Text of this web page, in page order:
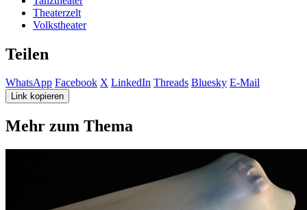
Theaterzelt
Volkstheater
Teilen
WhatsApp Facebook X LinkedIn Threads Bluesky E-Mail
Link kopieren
Mehr zum Thema